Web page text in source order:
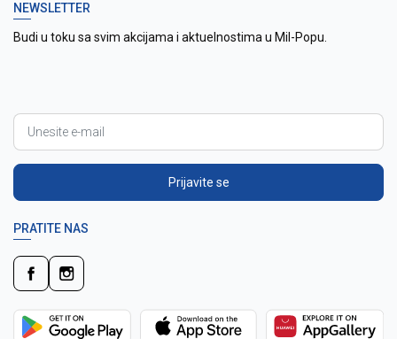
NEWSLETTER
Budi u toku sa svim akcijama i aktuelnostima u Mil-Popu.
Prijavite se
PRATITE NAS